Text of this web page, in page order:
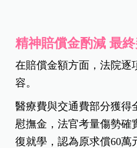
精神賠償金酌減 最
在賠償金額方面，法院逐
容。
醫療費與交通費部分獲得
慰撫金，法官考量傷勢確
復就學，認為原求償60萬